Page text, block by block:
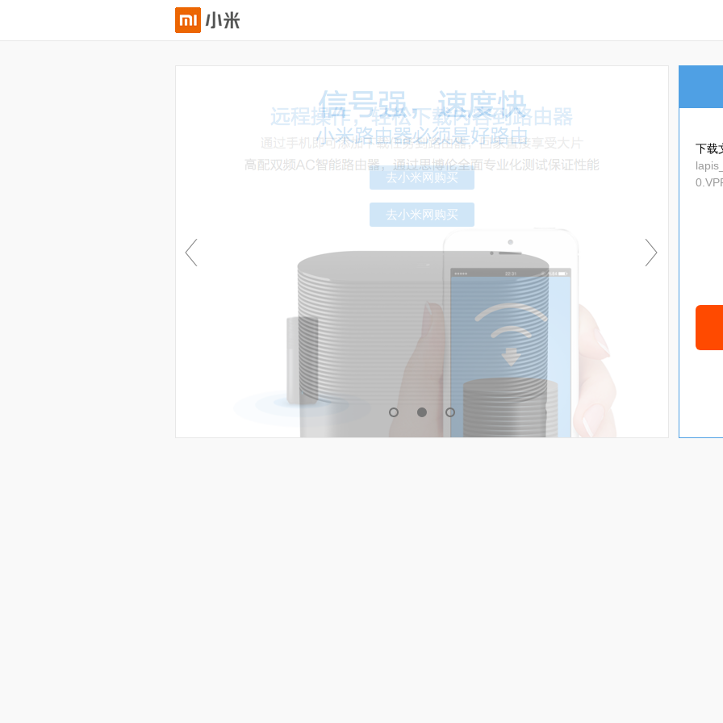
去小米网购买
下载